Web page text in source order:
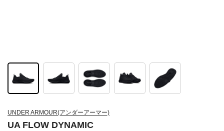
UNDER ARMOUR(アンダーアーマー)
UA FLOW DYNAMIC